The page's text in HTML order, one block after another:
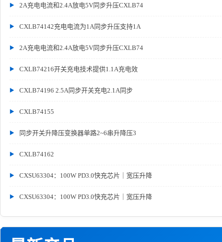
2A充电电流和2.4A放电5V同步升压CXLB74
CXLB74142充电电流为1A同步升压支持1A
2A充电电流和2.4A放电5V同步升压CXLB74
CXLB74216开关充电技术提供1.1A充电效
CXLB74196 2.5A同步开关充电2.1A同步
CXLB74155
同步开关升降压变换器单路2~6串升降压3
CXLB74162
CXSU63304：100W PD3.0快充芯片｜宽压升降
CXSU63304：100W PD3.0快充芯片｜宽压升降